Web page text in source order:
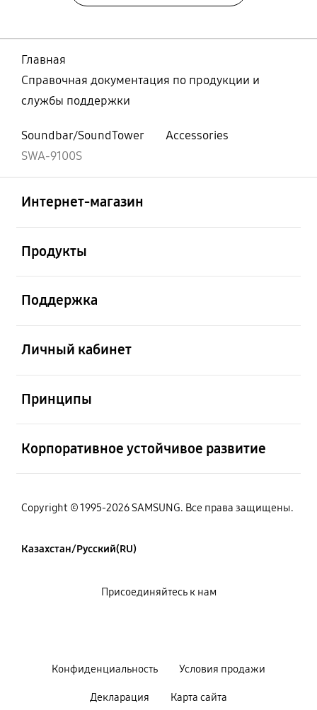
Главная
Справочная документация по продукции и
службы поддержки
Soundbar/SoundTower
Accessories
SWA-9100S
Интернет-магазин
Продукты
Поддержка
Личный кабинет
Принципы
Корпоративное устойчивое развитие
Copyright © 1995-2026 SAMSUNG. Все права защищены.
Казахстан/Русский(RU)
Конфиденциальность Условия продажи
Декларация Карта сайта
Присоединяйтесь к нам